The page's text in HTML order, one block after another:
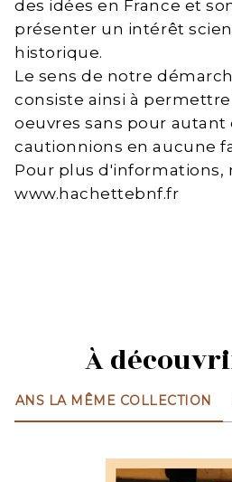
des idées en France et
présenter un intérêt
historique.
Le sens de notre
consiste ainsi à permettre
oeuvres sans pour autant
cautionnions en aucune
Pour plus d'informations,
www.hachettebnf.fr
À
DANS LA MÊME COLLECTION